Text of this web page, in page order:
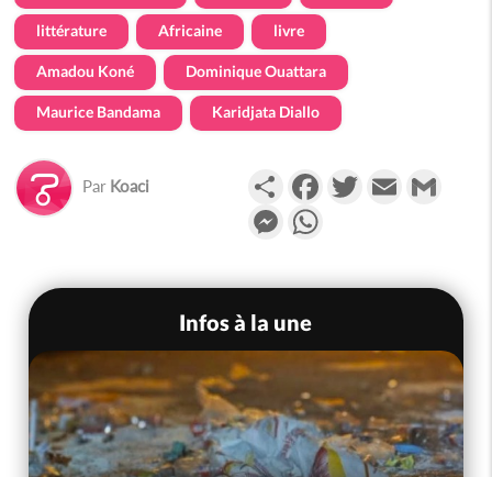
littérature Africaine livre
Amadou Koné Dominique Ouattara
Maurice Bandama Karidjata Diallo
Par Koaci PartagerFacebookTwitterEmail
Messenger
Infos à la une